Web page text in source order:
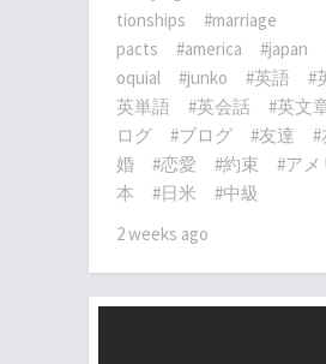
tionships
#marriage
pacts
#america #japan
oquial
#junko #英語 #
英単語
#英会話 #英文
ログ
#ブログ #友達
婚
#恋愛 #約束 #アメ
本
#日米
#中級
2 weeks ago